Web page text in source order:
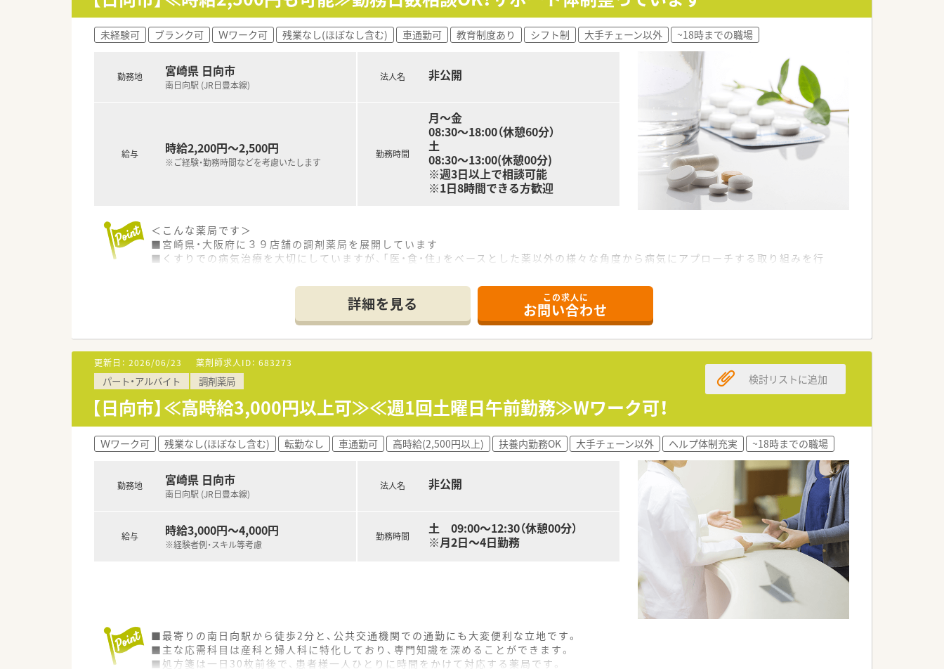
■高時給で働きたい方
■単発で働きたい方
未経験可 ブランク可 Ｗワーク可 残業なし(ほぼなし含む) 車通勤可 教育制度あり シフト制 大手チェーン以外 ~18時までの職場
勤務地 宮崎県 日向市
南日向駅 (JR日豊本線)
給与 時給2,200円～2,500円
※ご経験・勤務時間などを考慮いたします
法人名 非公開
勤務時間
月～金
08:30～18:00（休憩60分）
土
08:30～13:00(休憩00分)
※週3日以上で相談可能
※1日8時間できる方歓迎
＜こんな薬局です＞
■宮崎県・大阪府に３９店舗の調剤薬局を展開しています
■くすりでの病気治療を大切にしていますが、「医・食・住」をベースとした薬以外の様々な角度から病気にアプローチする取り組みを行
■社内にウォーキングイベントや健康フェアを実施して地域の健康増進に取り組む健康フェア実行委員会や病気の根本的原因の１つが
その食の基本となる「食材」の質から見直し、病気を治すために必要な本物の食材を世の中に、広く提供することを目的とした農業推進
委員会など6つの委員会がございます。
■特に宮崎県内ではでは随一のネットワークを持っており、処方箋の応需先は広域病院を始め、内科・胃腸科・循環器科・小児科等
多科目に渡っており幅広い知識をバランスよく身に付けることが可能となっております。
＜研修制度＞
■新入社員に対して社会人・医療人としての接遇マナー及び薬剤師としてのスキルアプの研修を行っています。
■専門性にとらわれず広く知識を学び倫理性も身に着けることで物事の本質を見抜ける人の育成を目指した社員育成ゼミを開催。
ゼミの形式としては、自由に本を紹介し意見を出しあう形や、指定のテーマに沿って意見を出し合う形式をとっています。
■店舗ごとでメーカーの勉強会開催、常に新しい知識の習得ができます。
詳細を見る この求人に
お問い合わせ
更新日： 2026/06/23 薬剤師求人ID： 683273
パート・アルバイト 調剤薬局
【日向市】≪高時給3,000円以上可≫≪週1回土曜日午前勤務≫Wワーク可！
検討リストに追加
Ｗワーク可 残業なし(ほぼなし含む) 転勤なし 車通勤可 高時給(2,500円以上) 扶養内勤務OK 大手チェーン以外 ヘルプ体制充実 ~18時までの職場
勤務地 宮崎県 日向市
南日向駅 (JR日豊本線)
給与 時給3,000円～4,000円
※経験者例・スキル等考慮
法人名 非公開
勤務時間
土 09:00～12:30（休憩00分）
※月2日～4日勤務
■最寄りの南日向駅から徒歩2分と、公共交通機関での通勤にも大変便利な立地です。
■主な応需科目は産科と婦人科に特化しており、専門知識を深めることができます。
■処方箋は一日30枚前後で、患者様一人ひとりに時間をかけて対応する薬局です。